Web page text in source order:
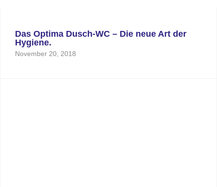
Das Optima Dusch-WC – Die neue Art der
Hygiene.
November 20, 2018